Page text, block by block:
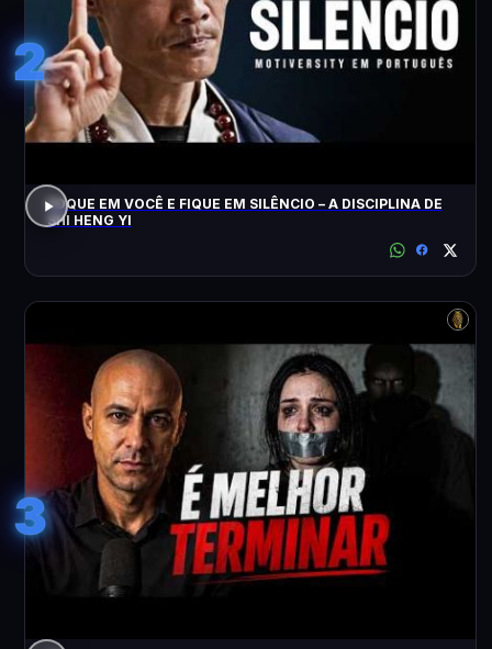
2
FOQUE EM VOCÊ E FIQUE EM SILÊNCIO – A DISCIPLINA DE
SHI HENG YI
3